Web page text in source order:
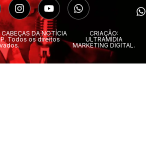
DA NOTÍCIA
Todos os direitos
CRIAÇÃO:
ULTRAMÍDIA
MARKETING DIGITAL.